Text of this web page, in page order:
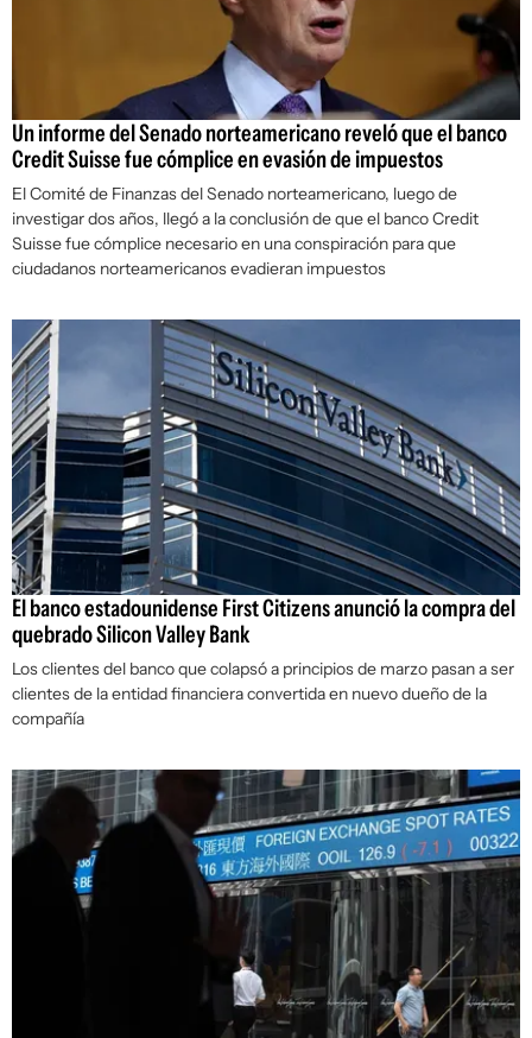
Un informe del Senado norteamericano reveló que el banco
Credit Suisse fue cómplice en evasión de impuestos
El Comité de Finanzas del Senado norteamericano, luego de
investigar dos años, llegó a la conclusión de que el banco Credit
Suisse fue cómplice necesario en una conspiración para que
ciudadanos norteamericanos evadieran impuestos
El banco estadounidense First Citizens anunció la compra del
quebrado Silicon Valley Bank
Los clientes del banco que colapsó a principios de marzo pasan a ser
clientes de la entidad financiera convertida en nuevo dueño de la
compañía